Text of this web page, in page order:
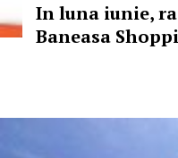
In luna iunie,
Baneasa